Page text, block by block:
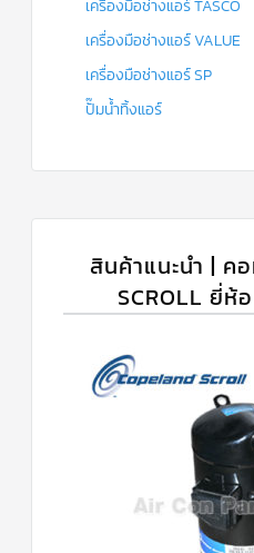
เครื่องมือช่างแอร์ TASCO
เครื่องมือช่างแอร์ VALUE
เครื่องมือช่างแอร์ SP
ปั๊มน้ำทิ้งแอร์
สินค้าแนะนำ | ค
SCROLL ยี่ห้